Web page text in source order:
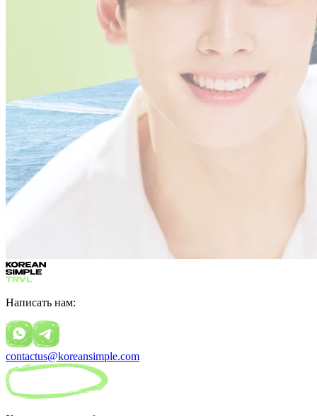
Написать нам:
contactus@koreansimple.com